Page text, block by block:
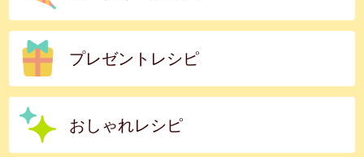
プレゼントレシピ
おしゃれレシピ